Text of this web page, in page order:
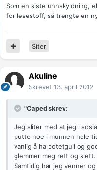
Som en siste unnskyldning,
for lesestoff, så trengte en
Siter
Akuline
Skrevet 13. april 2012
"Caped skrev:
Jeg sliter med at jeg i
putte noe i munnen hele
vanlig å ha potetgull og
glemmer meg rett og
Samtidig har jeg venner